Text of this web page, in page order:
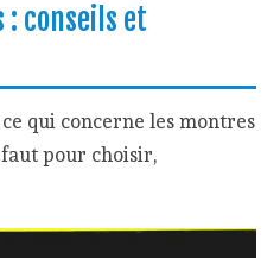
: conseils et
qui concerne les montres
faut pour choisir,